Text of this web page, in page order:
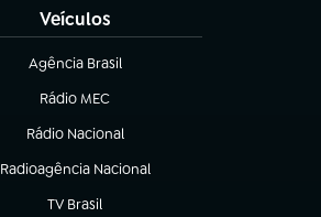
Veículos
Agência Brasil
(abre em nova aba)
Rádio MEC
Rádio Nacional
(abre em nova aba)
Radioagência Nacional
(abre em nova aba)
TV Brasil
(abre em nova aba)